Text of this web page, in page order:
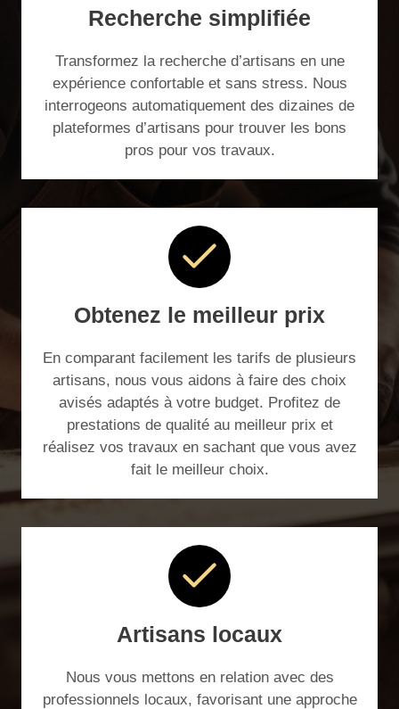
Recherche simplifiée
Transformez la recherche d’artisans en une
expérience confortable et sans stress. Nous
interrogeons automatiquement des dizaines de
plateformes d’artisans pour trouver les bons
pros pour vos travaux.
Obtenez le meilleur prix
En comparant facilement les tarifs de plusieurs
artisans, nous vous aidons à faire des choix
avisés adaptés à votre budget. Profitez de
prestations de qualité au meilleur prix et
réalisez vos travaux en sachant que vous avez
fait le meilleur choix.
Artisans locaux
Nous vous mettons en relation avec des
professionnels locaux, favorisant une approche